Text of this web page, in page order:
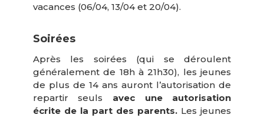
vacances (06/04, 13/04 et 20/04).
Soirées
Après les soirées (qui se déroulent
généralement de 18h à 21h30), les jeunes
de plus de 14 ans auront l’autorisation de
repartir seuls avec une autorisation
écrite de la part des parents. Les jeunes